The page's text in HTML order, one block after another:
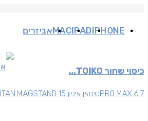
IPHONE
IPAD
MACאביזרים
כיסוי שחור TOIKO...